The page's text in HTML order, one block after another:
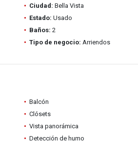
Ciudad: Bella Vista
Estado: Usado
Baños: 2
Tipo de negocio: Arriendos
Balcón
Clósets
Vista panorámica
Detección de humo